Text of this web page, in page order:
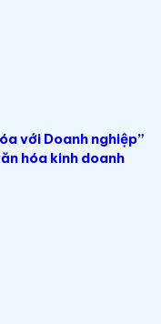
với Doanh nghiệp”
hóa kinh doanh